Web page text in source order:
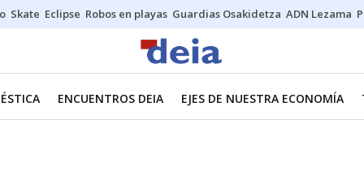
Skate Eclipse Robos en playas Guardias Osakidetza ADN Lezama
ENCUENTROS DEIA EJES DE NUESTRA ECONOMÍA